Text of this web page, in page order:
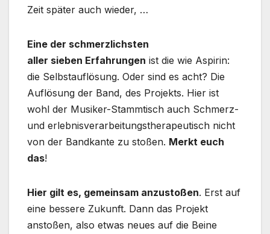
Zeit später auch wieder, …
Eine der schmerzlichsten
aller sieben Erfahrungen ist die wie Aspirin:
die Selbstauflösung. Oder sind es acht? Die
Auflösung der Band, des Projekts. Hier ist
wohl der Musiker-Stammtisch auch Schmerz-
und erlebnisverarbeitungstherapeutisch nicht
von der Bandkante zu stoßen. Merkt euch
das!
Hier gilt es, gemeinsam anzustoßen. Erst auf
eine bessere Zukunft. Dann das Projekt
anstoßen, also etwas neues auf die Beine